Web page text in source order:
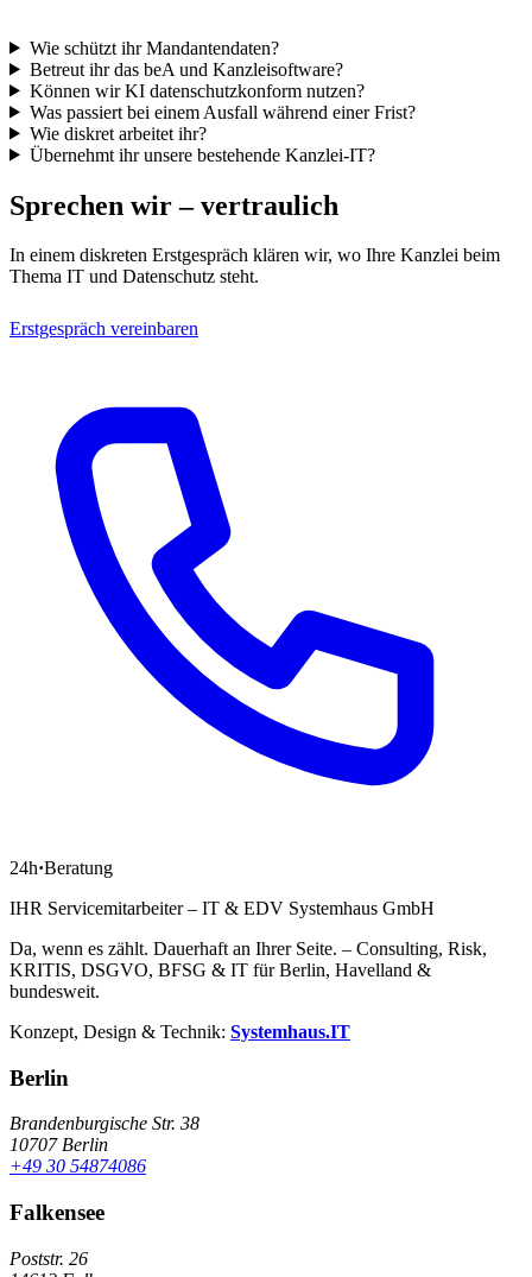
Wie schützt ihr Mandantendaten?
Betreut ihr das beA und Kanzleisoftware?
Können wir KI datenschutzkonform nutzen?
Was passiert bei einem Ausfall während einer Frist?
Wie diskret arbeitet ihr?
Übernehmt ihr unsere bestehende Kanzlei-IT?
Sprechen wir – vertraulich
In einem diskreten Erstgespräch klären wir, wo Ihre Kanzlei beim
Thema IT und Datenschutz steht.
Erstgespräch vereinbaren
24h·Beratung
IHR Servicemitarbeiter – IT & EDV Systemhaus GmbH
Da, wenn es zählt. Dauerhaft an Ihrer Seite. – Consulting, Risk,
KRITIS, DSGVO, BFSG & IT für Berlin, Havelland &
bundesweit.
Konzept, Design & Technik: Systemhaus.IT
Berlin
Brandenburgische Str. 38
10707 Berlin
+49 30 54874086
Falkensee
Poststr. 26